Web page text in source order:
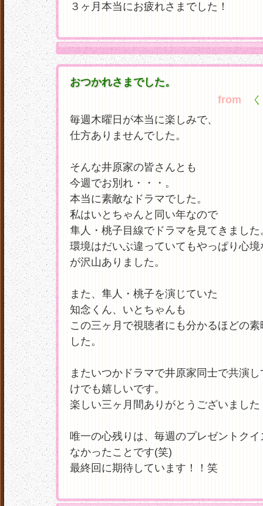
３ヶ月本当にお疲れさまでした！
おつかれさまでした。
from く
毎週木曜日が本当に楽しみで、
仕方ありませんでした。
そんな井原家の皆さんとも
今週でお別れ・・・。
本当に素敵なドラマでした。
私はいとちゃんと同い年なので
隼人・桃子目線でドラマを見てきました
環境はだいぶ違っていてもやっぱり心
が沢山ありました。
また、隼人・桃子を演じていた
知念くん、いとちゃんも
この三ヶ月で視聴者にも分かるほどの
した。
またいつかドラマで井原家同士で共演
けでも嬉しいです。
楽しい三ヶ月間ありがとうございました
唯一の心残りは、毎週のプレゼントク
なかったことです(笑)
最終回に期待しています！！笑